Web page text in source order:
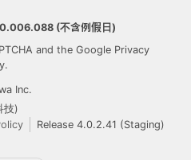
(不含例假日)
and the Google Privacy
Inc.
技)
Release 4.0.2.41 (Staging)